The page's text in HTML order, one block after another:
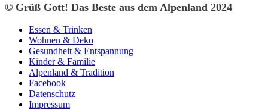
© Grüß Gott! Das Beste aus dem Alpenland 2024
Essen & Trinken
Wohnen & Deko
Gesundheit & Entspannung
Kinder & Familie
Alpenland & Tradition
Facebook
Datenschutz
Impressum